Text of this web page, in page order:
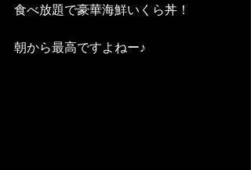
食べ放題で豪華海鮮いくら丼！
朝から最高ですよねー♪